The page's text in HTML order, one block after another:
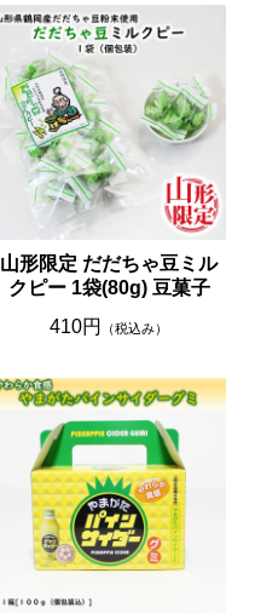
山形限定 だだちゃ豆ミル
クピー 1袋(80g) 豆菓子
410円
（税込み）